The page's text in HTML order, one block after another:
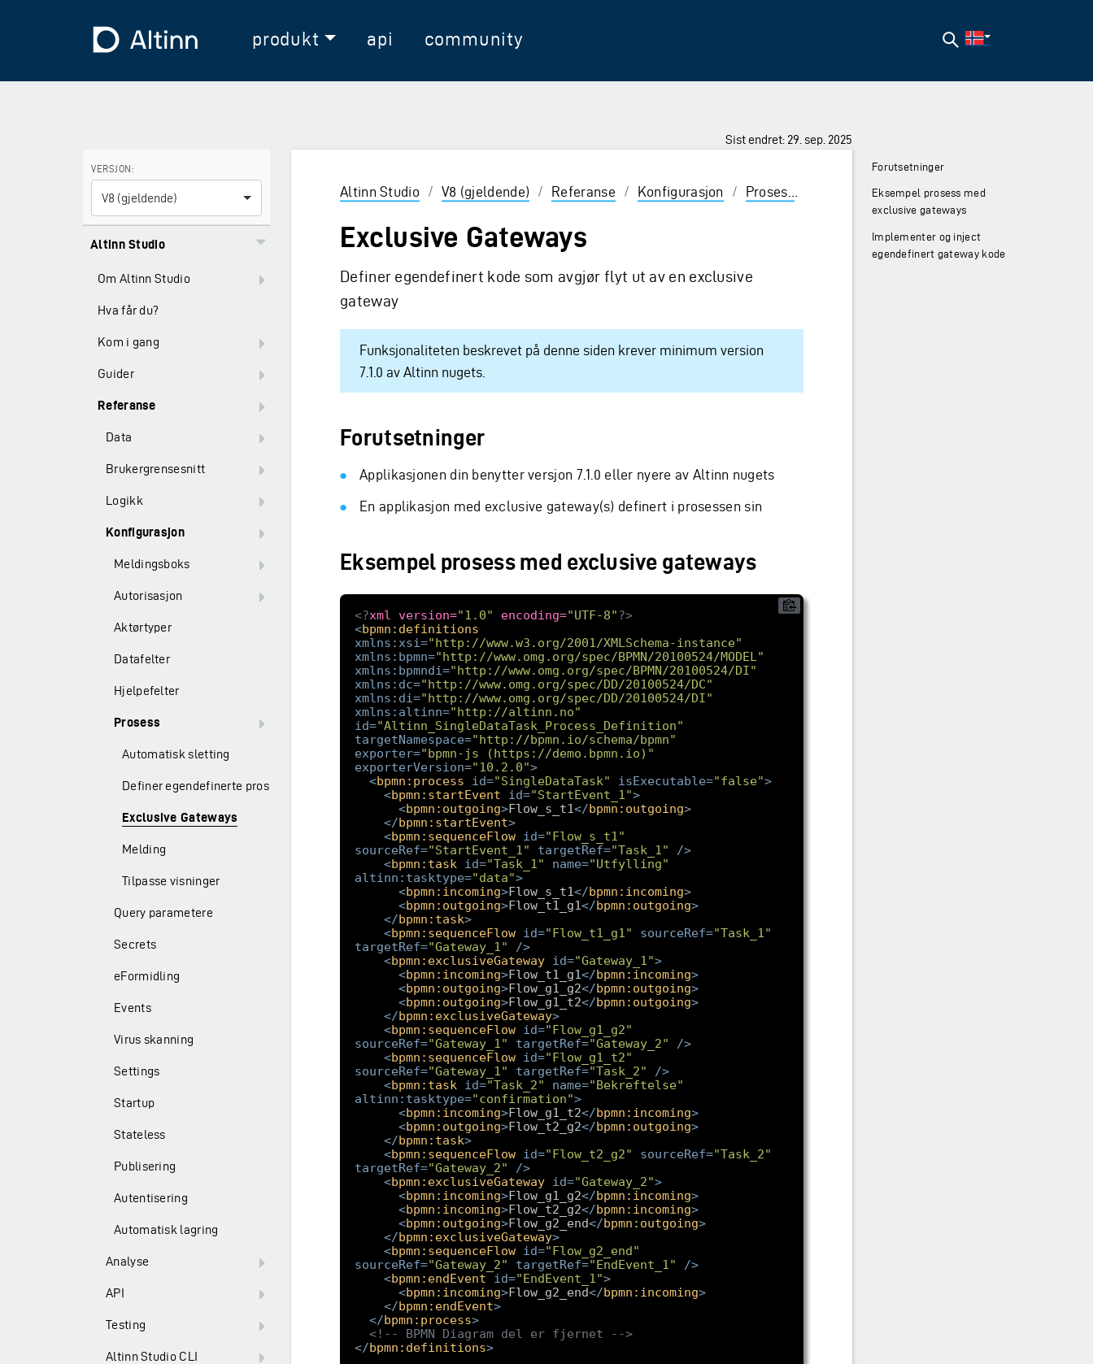
Til forsidenprodukt api community Søk
Sist endret: 29. sep. 2025
VERSJON:
V8 (gjeldende)
Bruk piltastene for å navigere mellom versjoner og Enter for å velge
Altinn Studio
Om Altinn Studio
Hva får du?
Kom i gang
Guider
Referanse
Data
Brukergrensesnitt
Logikk
Konfigurasjon
Meldingsboks
Autorisasjon
Aktørtyper
Datafelter
Hjelpefelter
Prosess
Automatisk sletting
Definer egendefinerte prosess hooks
Exclusive Gateways
Melding
Tilpasse visninger
Query parametere
Secrets
eFormidling
Events
Virus skanning
Settings
Startup
Stateless
Publisering
Autentisering
Automatisk lagring
Analyse
API
Testing
Altinn Studio CLI
Altinn Studio / V8 (gjeldende) / Referanse / Konfigurasjon / Prosess Exclusive Gateways
Exclusive Gateways
Definer egendefinert kode som avgjør flyt ut av en exclusive
gateway
Funksjonaliteten beskrevet på denne siden krever minimum version
7.1.0 av Altinn nugets.
Forutsetninger
Applikasjonen din benytter versjon 7.1.0 eller nyere av Altinn nugets
En applikasjon med exclusive gateway(s) definert i prosessen sin
Eksempel prosess med exclusive gateways
<?xml version="1.0" encoding="UTF-8"?>
<bpmn:definitions
xmlns:xsi="http://www.w3.org/2001/XMLSchema-instance"
xmlns:bpmn="http://www.omg.org/spec/BPMN/20100524/MODEL"
xmlns:bpmndi="http://www.omg.org/spec/BPMN/20100524/DI"
xmlns:dc="http://www.omg.org/spec/DD/20100524/DC"
xmlns:di="http://www.omg.org/spec/DD/20100524/DI"
xmlns:altinn="http://altinn.no"
id="Altinn_SingleDataTask_Process_Definition"
targetNamespace="http://bpmn.io/schema/bpmn"
exporter="bpmn-js (https://demo.bpmn.io)"
exporterVersion="10.2.0">
<bpmn:process id="SingleDataTask" isExecutable="false">
<bpmn:startEvent id="StartEvent_1">
<bpmn:outgoing>Flow_s_t1</bpmn:outgoing>
</bpmn:startEvent>
<bpmn:sequenceFlow id="Flow_s_t1"
sourceRef="StartEvent_1" targetRef="Task_1"
/>
<bpmn:task id="Task_1" name="Utfylling"
altinn:tasktype="data">
<bpmn:incoming>Flow_s_t1</bpmn:incoming>
<bpmn:outgoing>Flow_t1_g1</bpmn:outgoing>
</bpmn:task>
<bpmn:sequenceFlow id="Flow_t1_g1" sourceRef="Task_1"
targetRef="Gateway_1"
/>
<bpmn:exclusiveGateway id="Gateway_1">
<bpmn:incoming>Flow_t1_g1</bpmn:incoming>
<bpmn:outgoing>Flow_g1_g2</bpmn:outgoing>
<bpmn:outgoing>Flow_g1_t2</bpmn:outgoing>
</bpmn:exclusiveGateway>
<bpmn:sequenceFlow id="Flow_g1_g2"
sourceRef="Gateway_1" targetRef="Gateway_2"
/>
<bpmn:sequenceFlow id="Flow_g1_t2"
sourceRef="Gateway_1" targetRef="Task_2"
/>
<bpmn:task id="Task_2" name="Bekreftelse"
altinn:tasktype="confirmation">
<bpmn:incoming>Flow_g1_t2</bpmn:incoming>
<bpmn:outgoing>Flow_t2_g2</bpmn:outgoing>
</bpmn:task>
<bpmn:sequenceFlow id="Flow_t2_g2" sourceRef="Task_2"
targetRef="Gateway_2"
/>
<bpmn:exclusiveGateway id="Gateway_2">
<bpmn:incoming>Flow_g1_g2</bpmn:incoming>
<bpmn:incoming>Flow_t2_g2</bpmn:incoming>
<bpmn:outgoing>Flow_g2_end</bpmn:outgoing>
</bpmn:exclusiveGateway>
<bpmn:sequenceFlow id="Flow_g2_end"
sourceRef="Gateway_2" targetRef="EndEvent_1"
/>
<bpmn:endEvent id="EndEvent_1">
<bpmn:incoming>Flow_g2_end</bpmn:incoming>
</bpmn:endEvent>
</bpmn:process>
<!-- BPMN Diagram del er fjernet -->
</bpmn:definitions>
Forutsetninger
Eksempel prosess med
exclusive gateways
Implementer og inject
egendefinert gateway kode